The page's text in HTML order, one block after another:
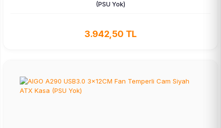
(PSU Yok)
3.942,50 TL